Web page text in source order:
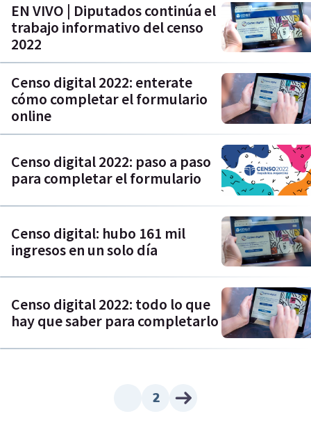
EN VIVO | Diputados continúa el
trabajo informativo del censo
2022
Censo digital 2022: enterate
cómo completar el formulario
online
Censo digital 2022: paso a paso
para completar el formulario
Censo digital: hubo 161 mil
ingresos en un solo día
Censo digital 2022: todo lo que
hay que saber para completarlo
2